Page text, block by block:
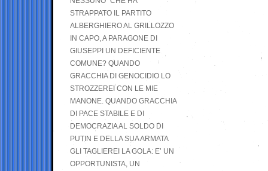
STRAPPATO IL PARTITO
ALBERGHIERO AL GRILLOZZO
IN CAPO, A PARAGONE DI
GIUSEPPI UN DEFICIENTE
COMUNE? QUANDO
GRACCHIA DI GENOCIDIO LO
STROZZEREI CON LE MIE
MANONE. QUANDO GRACCHIA
DI PACE STABILE E DI
DEMOCRAZIA AL SOLDO DI
PUTIN E DELLA SUA ARMATA
GLI TAGLIEREI LA GOLA: E’ UN
OPPORTUNISTA, UN